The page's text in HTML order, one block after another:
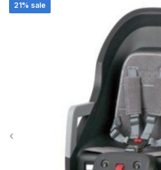
21% sale